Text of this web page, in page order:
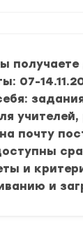
07-
почту
и
и